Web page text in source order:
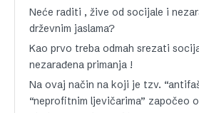
Neće raditi , žive od socijale i
drževnim jaslama?
Kao prvo treba odmah srezati
nezarađena primanja !
Na ovaj način na koji je tzv.
“neprofitnim ljevičarima” započeo